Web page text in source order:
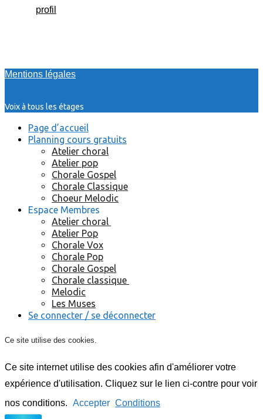
profil
Mentions légales
Voix à tous les étages
Page d’accueil
Planning cours gratuits
Atelier choral
Atelier pop
Chorale Gospel
Chorale Classique
Choeur Melodic
Espace Membres
Atelier choral
Atelier Pop
Chorale Vox
Chorale Pop
Chorale Gospel
Chorale classique
Melodic
Les Muses
Se connecter / se déconnecter
Ce site utilise des cookies.
Ce site internet utilise des cookies afin d'améliorer votre
expérience d'utilisation. Cliquez sur le lien ci-contre pour voir
nos conditions. Accepter Conditions